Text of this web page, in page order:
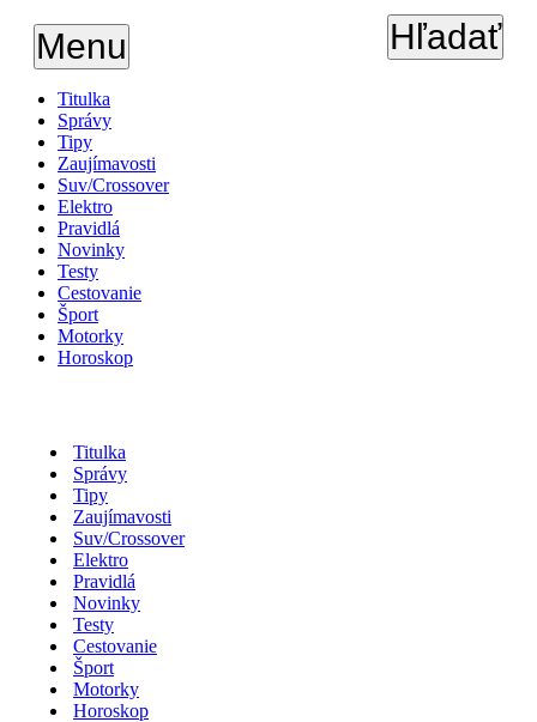
Menu Hľadať
Titulka
Správy
Tipy
Zaujímavosti
Suv/Crossover
Elektro
Pravidlá
Novinky
Testy
Cestovanie
Šport
Motorky
Horoskop
Titulka
Správy
Tipy
Zaujímavosti
Suv/Crossover
Elektro
Pravidlá
Novinky
Testy
Cestovanie
Šport
Motorky
Horoskop